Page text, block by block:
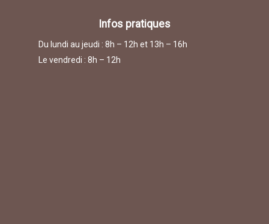
Infos pratiques
Du lundi au jeudi : 8h – 12h et 13h – 16h
Le vendredi : 8h – 12h